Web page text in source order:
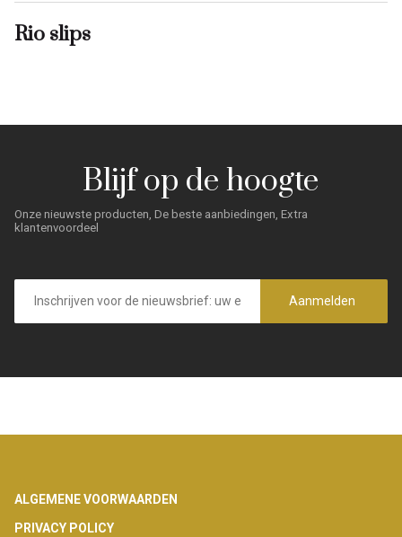
Rio slips
Blijf op de hoogte
Onze nieuwste producten, De beste aanbiedingen, Extra
klantenvoordeel
E-
mailadres
Aanmelden
Footer
ALGEMENE VOORWAARDEN
PRIVACY POLICY